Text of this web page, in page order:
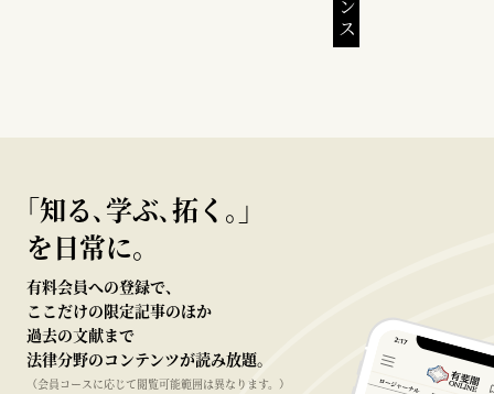
｢知る､学ぶ､拓く｡｣
を日常に。
有料会員への登録で、
ここだけの限定記事のほか
過去の文献まで
法律分野のコンテンツが読み放題。
（会員コースに応じて閲覧可能範囲は異なります。）